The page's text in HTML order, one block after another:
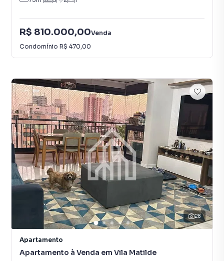
R$ 810.000,00Venda
Condomínio R$ 470,00
28
Apartamento
Apartamento à Venda em Vila Matilde